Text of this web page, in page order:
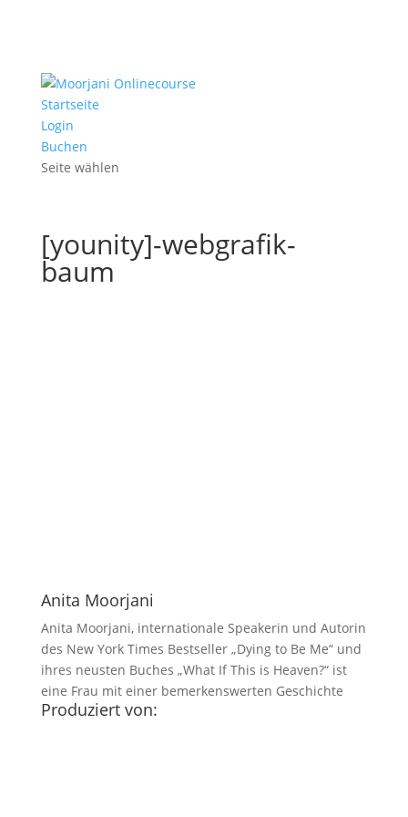
Startseite
Login
Buchen
Seite wählen
[younity]-webgrafik-
baum
Anita Moorjani
Anita Moorjani, internationale Speakerin und Autorin
des New York Times Bestseller „Dying to Be Me“ und
ihres neusten Buches „What If This is Heaven?“ ist
eine Frau mit einer bemerkenswerten Geschichte
Produziert von: